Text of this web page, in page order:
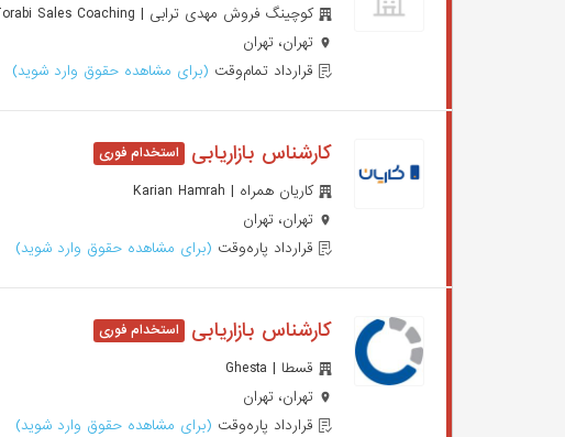
کوچینگ فروش مهدی ترابی | Mahdi Torabi Sales Coaching
تهران، تهران
قرارداد تمام‌وقت (برای مشاهده حقوق وارد شوید)
کارشناس بازاریابی
کاریان همراه | Karian Hamrah
تهران، تهران
قرارداد پاره‌وقت (برای مشاهده حقوق وارد شوید)
کارشناس بازاریابی
قسطا | Ghesta
تهران، تهران
قرارداد پاره‌وقت (برای مشاهده حقوق وارد شوید)